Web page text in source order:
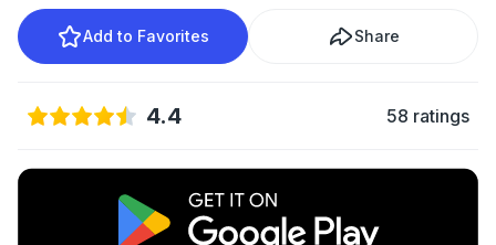
Add to Favorites Share
4.4 58 ratings